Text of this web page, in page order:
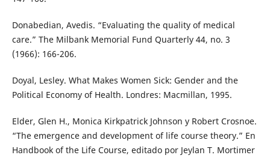
Donabedian, Avedis. “Evaluating the quality of medical
care.” The Milbank Memorial Fund Quarterly 44, no. 3
(1966): 166-206.
Doyal, Lesley. What Makes Women Sick: Gender and the
Political Economy of Health. Londres: Macmillan, 1995.
Elder, Glen H., Monica Kirkpatrick Johnson y Robert Crosnoe.
“The emergence and development of life course theory.” En
Handbook of the Life Course, editado por Jeylan T. Mortimer